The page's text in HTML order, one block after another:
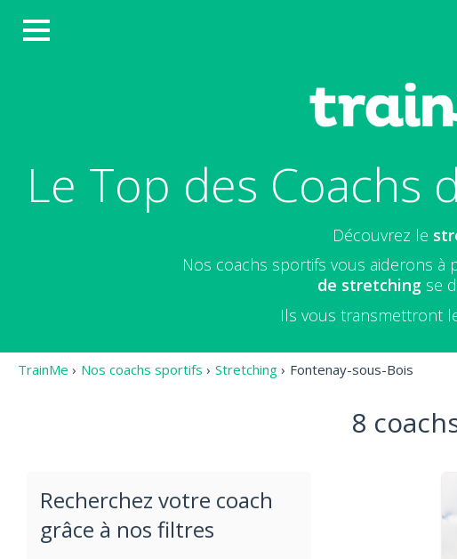
Le Top des Coachs
Découvrez le
Nos coachs sportifs vous aiderons à
de stretching se
Ils vous transmettront
TrainMe › Nos coachs sportifs › Stretching › Fontenay-sous-Bois
Recherchez votre coach
grâce à nos filtres
8